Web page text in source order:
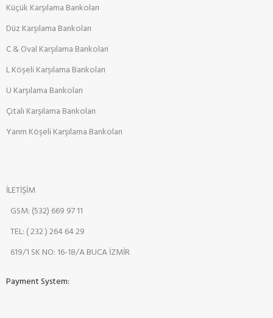
Küçük Karşılama Bankoları
Düz Karşılama Bankoları
C & Oval Karşılama Bankoları
L Köşeli Karşılama Bankoları
U Karşılama Bankoları
Çıtalı Karşılama Bankoları
Yarım Köşeli Karşılama Bankoları
İLETİŞİM
GSM: (532) 669 97 11
TEL: ( 232 ) 264 64 29
619/1 SK NO: 16-18/A BUCA İZMİR
Payment System: